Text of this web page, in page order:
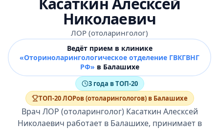
Николаевич
ЛОР (отоларинголог)
Ведёт прием в клинике
«Оториноларингологическое отделение ГВКГВНГ
РФ» в Балашихе
3 года в ТОП-20
ТОП-20 ЛОРов (отоларингологов) в Балашихе
Врач ЛОР (отоларинголог) Касаткин Алесксей
Николаевич работает в Балашихе, принимает в